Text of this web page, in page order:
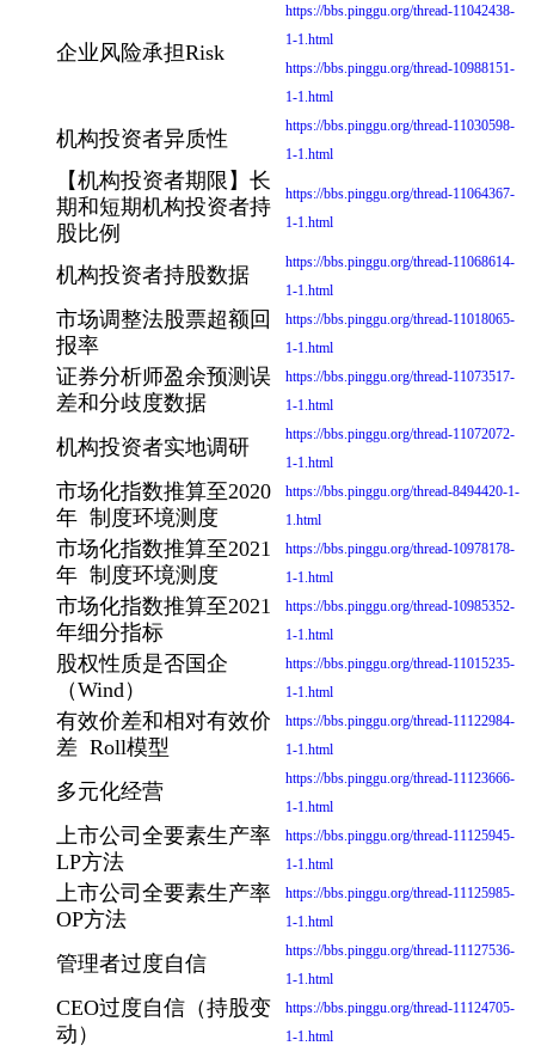
企业风险承担Risk
https://bbs.pinggu.org/thread-11042438-
1-1.html
https://bbs.pinggu.org/thread-10988151-
1-1.html
机构投资者异质性
https://bbs.pinggu.org/thread-11030598-
1-1.html
【机构投资者期限】长
期和短期机构投资者持
股比例
https://bbs.pinggu.org/thread-11064367-
1-1.html
机构投资者持股数据
https://bbs.pinggu.org/thread-11068614-
1-1.html
市场调整法股票超额回
报率
https://bbs.pinggu.org/thread-11018065-
1-1.html
证券分析师盈余预测误
差和分歧度数据
https://bbs.pinggu.org/thread-11073517-
1-1.html
机构投资者实地调研
https://bbs.pinggu.org/thread-11072072-
1-1.html
市场化指数推算至2020
年 制度环境测度
https://bbs.pinggu.org/thread-8494420-1-
1.html
市场化指数推算至2021
年 制度环境测度
https://bbs.pinggu.org/thread-10978178-
1-1.html
市场化指数推算至2021
年细分指标
https://bbs.pinggu.org/thread-10985352-
1-1.html
股权性质是否国企
（Wind）
https://bbs.pinggu.org/thread-11015235-
1-1.html
有效价差和相对有效价
差 Roll模型
https://bbs.pinggu.org/thread-11122984-
1-1.html
多元化经营
https://bbs.pinggu.org/thread-11123666-
1-1.html
上市公司全要素生产率
LP方法
https://bbs.pinggu.org/thread-11125945-
1-1.html
上市公司全要素生产率
OP方法
https://bbs.pinggu.org/thread-11125985-
1-1.html
管理者过度自信
https://bbs.pinggu.org/thread-11127536-
1-1.html
CEO过度自信（持股变
动）
https://bbs.pinggu.org/thread-11124705-
1-1.html